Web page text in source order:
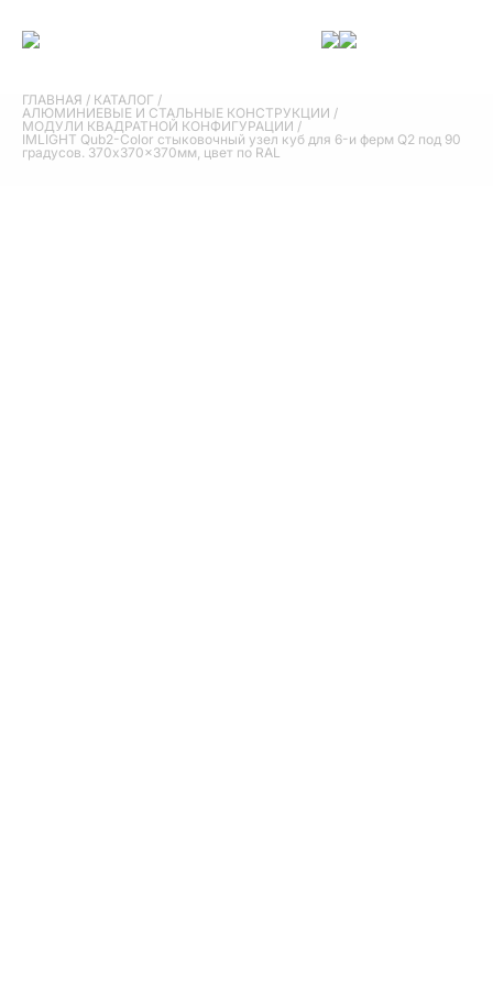
ГЛАВНАЯ / КАТАЛОГ /
АЛЮМИНИЕВЫЕ И СТАЛЬНЫЕ КОНСТРУКЦИИ /
МОДУЛИ КВАДРАТНОЙ КОНФИГУРАЦИИ /
IMLIGHT Qub2-Color стыковочный узел куб для 6-и ферм Q2 под 90
градусов. 370x370x370мм, цвет по RAL